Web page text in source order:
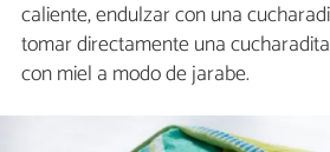
caliente, endulzar con una
tomar directamente una
con miel a modo de jarabe.